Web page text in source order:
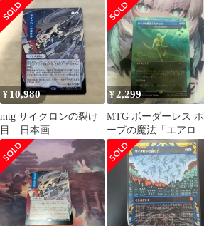
¥ 10,980
mtg サイクロンの裂け
目 日本画
¥2,299
MTG ボーダーレス ホ
ープの魔法「エアロ
ガ」Hope's Aero Magic